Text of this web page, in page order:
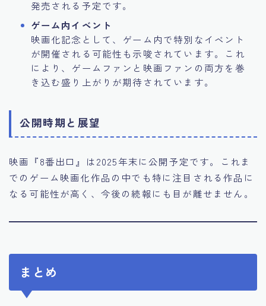
発売される予定です。
ゲーム内イベント
映画化記念として、ゲーム内で特別なイベント
が開催される可能性も示唆されています。これ
により、ゲームファンと映画ファンの両方を巻
き込む盛り上がりが期待されています。
公開時期と展望
映画『8番出口』は2025年末に公開予定です。これま
でのゲーム映画化作品の中でも特に注目される作品に
なる可能性が高く、今後の続報にも目が離せません。
まとめ